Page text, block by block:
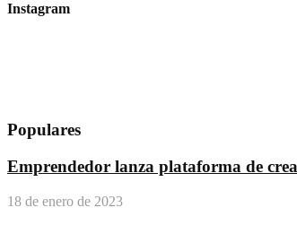
Instagram
Populares
Emprendedor lanza plataforma de
18 de enero de 2023